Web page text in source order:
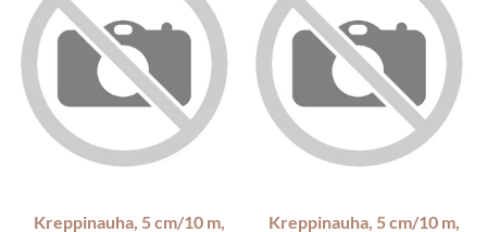
Kreppinauha, 5 cm/10 m,
Kreppinauha, 5 cm/10 m,